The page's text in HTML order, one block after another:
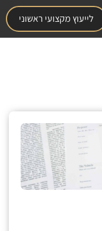
לייעוץ מקצועי ראשוני